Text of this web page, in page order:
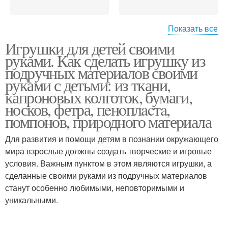
материалов
Самодельные игрушки
Игрушки из
пластиковых бутылок
Игрушки для мальчиков
Материалы для
поделок
Показать все
Игрушки для детей своими
руками. Как сделать игрушку из
подручных материалов своими
руками с детьми: из ткани,
капроновых колготок, бумаги,
носков, фетра, пeнoплacтa,
помпонов, природного материала
Для развития и помощи детям в познании окружающего
мира взрослые должны создать творческие и игровые
условия. Важным пунктом в этом являются игрушки, а
сделанные своими руками из подручных материалов
станут особенно любимыми, неповторимыми и
уникальными.